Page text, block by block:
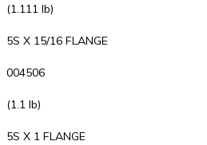
(1.111 lb)
5S X 15/16 FLANGE
004506
(1.1 lb)
5S X 1 FLANGE